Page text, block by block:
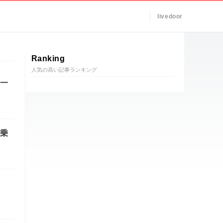
livedoor
Ranking
人気の高い記事ランキング